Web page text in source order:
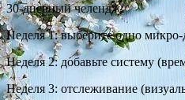
30-дневный челендж:
Неделя 1: выберите одно микро-
Неделя 2: добавьте систему
Неделя 3: отслеживание